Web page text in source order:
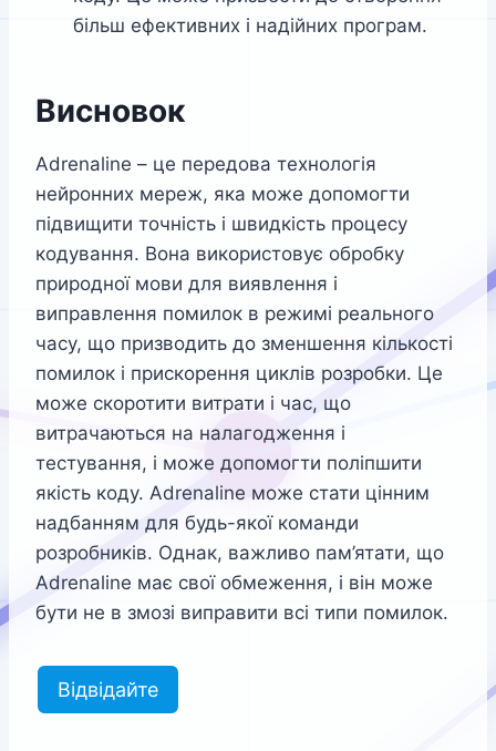
більш ефективних і надійних програм.
Висновок
Adrenaline – це передова технологія
нейронних мереж, яка може допомогти
підвищити точність і швидкість процесу
кодування. Вона використовує обробку
природної мови для виявлення і
виправлення помилок в режимі реального
часу, що призводить до зменшення кількості
помилок і прискорення циклів розробки. Це
може скоротити витрати і час, що
витрачаються на налагодження і
тестування, і може допомогти поліпшити
якість коду. Adrenaline може стати цінним
надбанням для будь-якої команди
розробників. Однак, важливо пам’ятати, що
Adrenaline має свої обмеження, і він може
бути не в змозі виправити всі типи помилок.
Відвідайте